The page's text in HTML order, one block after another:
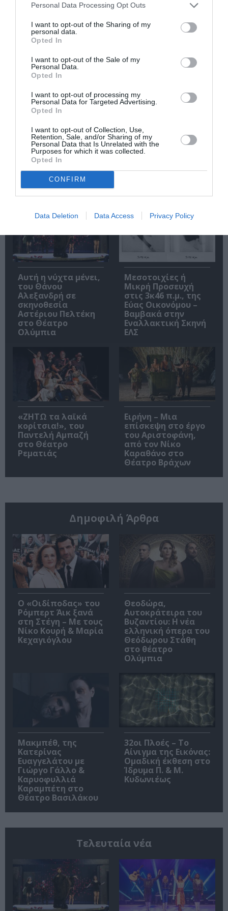
Personal Data Processing Opt Outs
I want to opt-out of the Sharing of my
personal data.
Opted In
I want to opt-out of the Sale of my
Personal Data.
Opted In
I want to opt-out of processing my
Personal Data for Targeted Advertising.
Opted In
I want to opt-out of Collection, Use,
Retention, Sale, and/or Sharing of my
Personal Data that Is Unrelated with the
Purposes for which it was collected.
Opted In
CONFIRM
Data Deletion Data Access Privacy Policy
Newsletter
Κάθε βδομάδα στο e-mail σας τα τελευταία νέα για
την Τέχνη και τον Πολιτισμό!
Ακολουθήστε το Culturenow.gr
Σχετικά Άρθρα
Αυτή η νύχτα μένει,
του Θάνου
Αλεξανδρή σε
σκηνοθεσία
Αστέριου Πελτέκη
στο Θέατρο
Ολύμπια
Μεσοτοιχίες ή
Μικρή Προσευχή
στις 3κ46 π.μ., της
Εύας Οικονόμου –
Βαμβακά στην
Εναλλακτική Σκηνή
ΕΛΣ
«ΖΗΤΩ τα λαϊκά
κορίτσια!», του
Παντελή Αμπαζή
στο Θέατρο
Ρεματιάς
Ειρήνη – Μια
επίσκεψη στο έργο
του Αριστοφάνη,
από τον Νίκο
Καραθάνο στο
Θέατρο Βράχων
Δημοφιλή Άρθρα
O «Οιδίποδας» του
Ρόμπερτ Άικ ξανά
στη Στέγη – Με τους
Νίκο Κουρή & Μαρία
Κεχαγιόγλου
Θεοδώρα,
Αυτοκράτειρα του
Βυζαντίου: Η νέα
ελληνική όπερα του
Θεόδωρου Στάθη
στο θέατρο
Ολύμπια
Μακμπέθ, της
Κατερίνας
Ευαγγελάτου με
Γιώργο Γάλλο &
Καρυοφυλλιά
Καραμπέτη στο
Θέατρο Βασιλάκου
32οι Πλοές – Το
Αίνιγμα της Εικόνας:
Ομαδική έκθεση στο
Ίδρυμα Π. & Μ.
Κυδωνιέως
Τελευταία νέα